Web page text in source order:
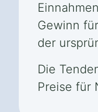
Gewinn
der
Die
Preise für